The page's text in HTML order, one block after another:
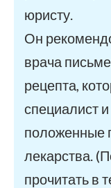
юристу.
Он
врача
рецепта,
специалист
положенные
лекарства.
прочитать в